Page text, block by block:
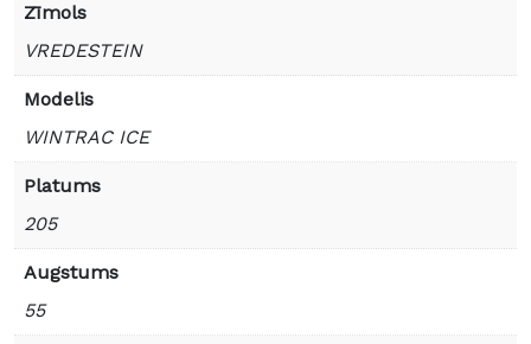
Zīmols
VREDESTEIN
Modelis
WINTRAC ICE
Platums
205
Augstums
55